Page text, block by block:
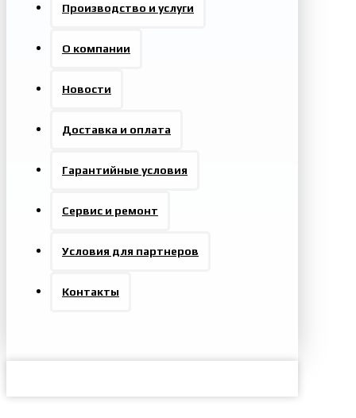
Производство и услуги
О компании
Новости
Доставка и оплата
Гарантийные условия
Сервис и ремонт
Условия для партнеров
Контакты